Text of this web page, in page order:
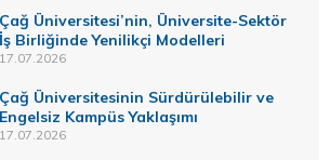
Çağ Üniversitesi’nin, Üniversite-Sektör
İş Birliğinde Yenilikçi Modelleri
17.07.2026
Çağ Üniversitesinin Sürdürülebilir ve
Engelsiz Kampüs Yaklaşımı
17.07.2026